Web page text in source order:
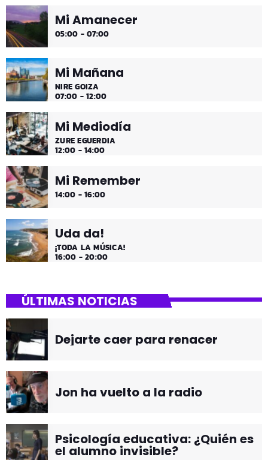
Desconecta y disfruta cada madrugada de la música
más tranquila.
Mi Amanecer
05:00 - 07:00
Mi Mañana
NIRE GOIZA
07:00 - 12:00
Mi Mediodía
ZURE EGUERDIA
12:00 - 14:00
Mi Remember
14:00 - 16:00
Uda da!
¡TODA LA MÚSICA!
16:00 - 20:00
ÚLTIMAS NOTICIAS
Dejarte caer para renacer
Jon ha vuelto a la radio
Psicología educativa: ¿Quién es
el alumno invisible?